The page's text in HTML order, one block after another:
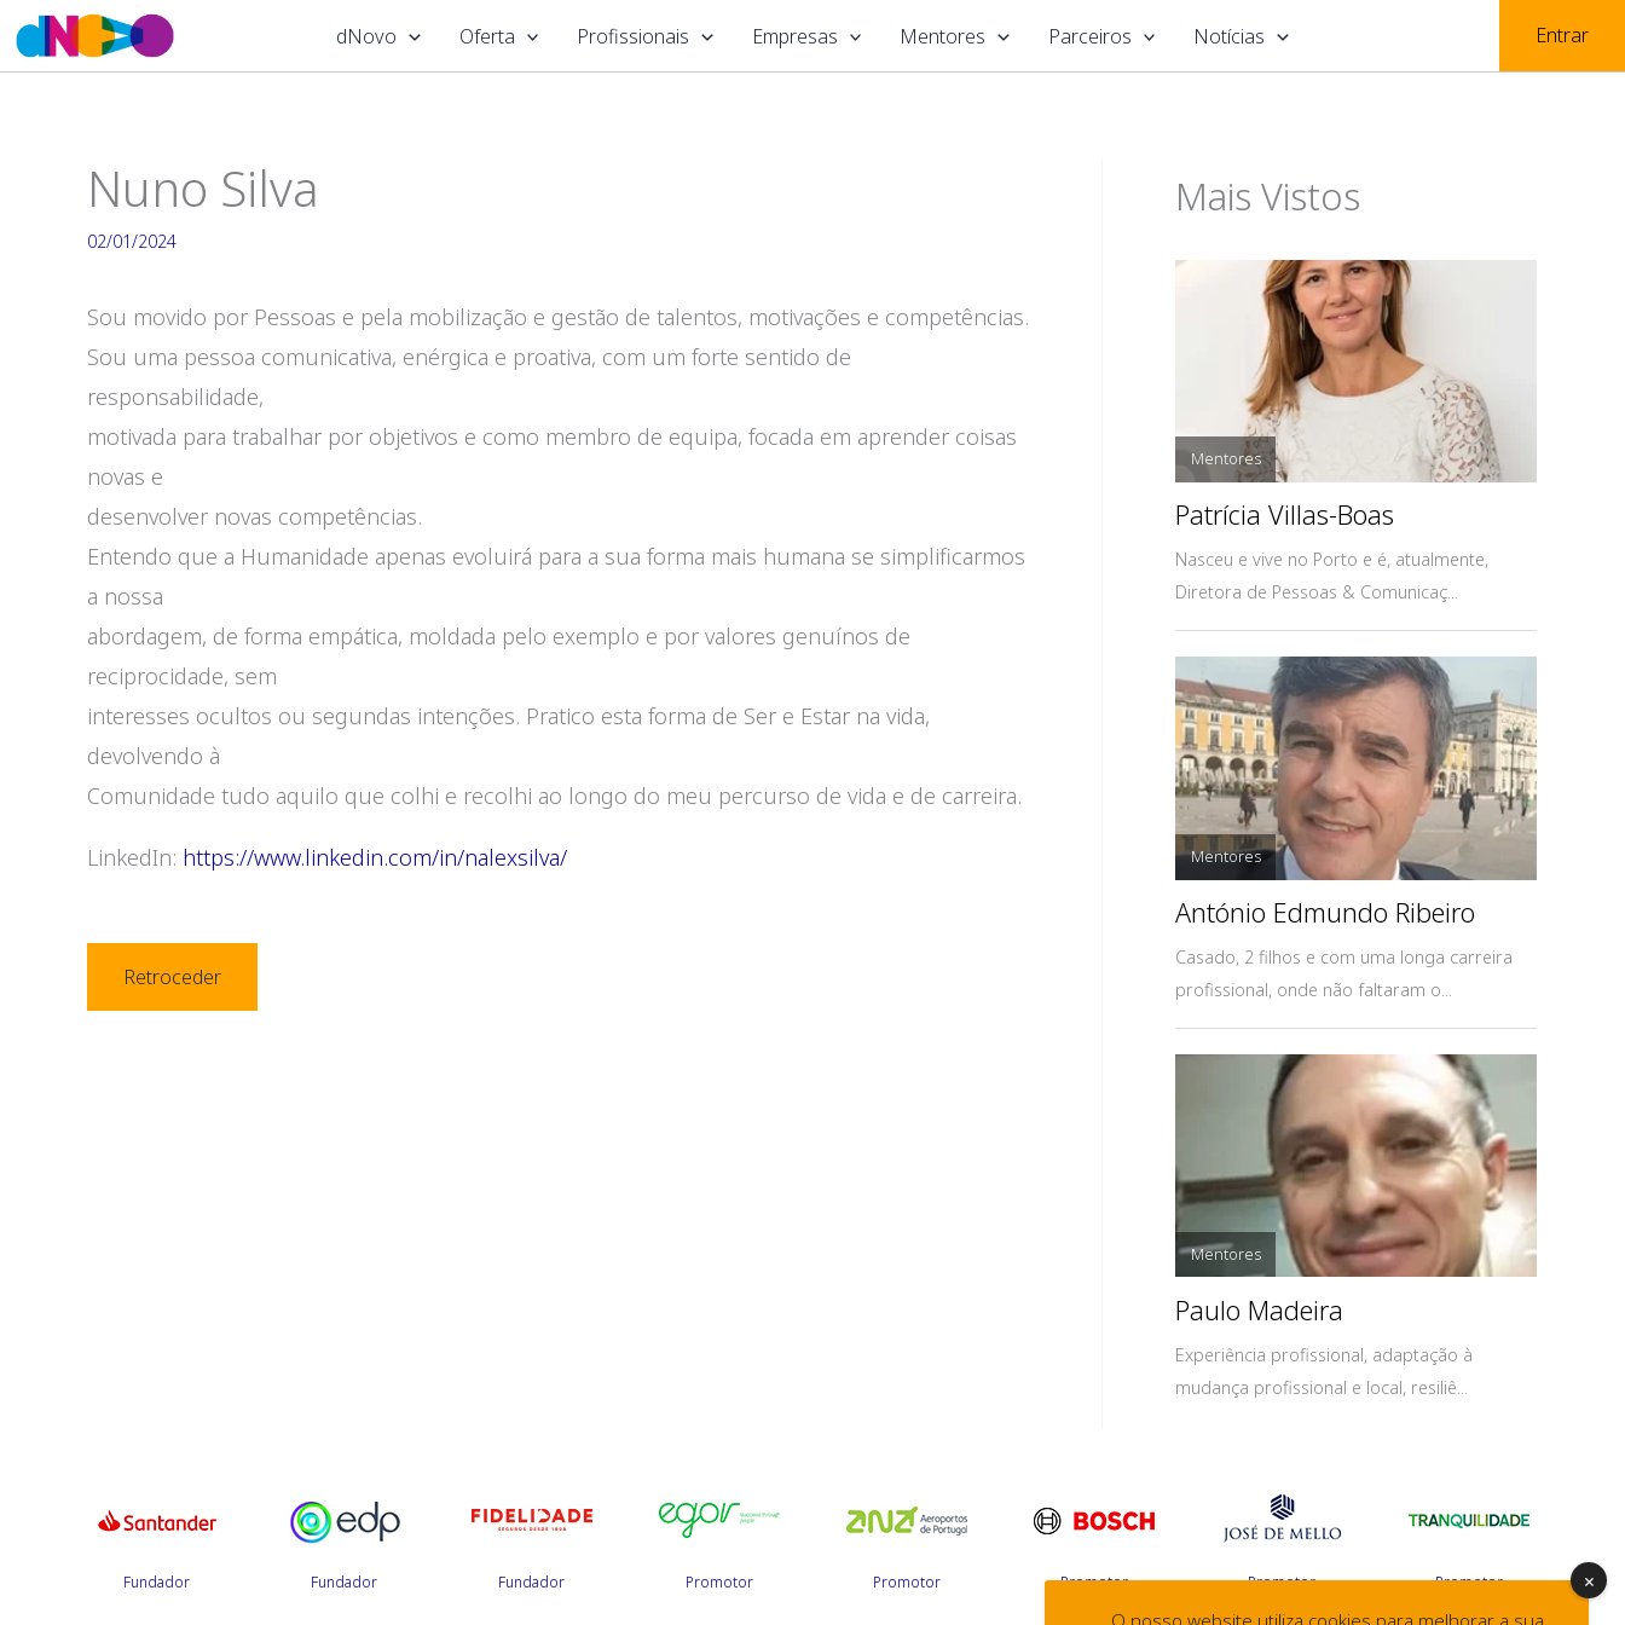
Skip
to
dNovo Oferta Profissionais Empresas Mentores Parceiros Notícias Entrar
Nuno Silva
02/01/2024
Sou movido por Pessoas e pela mobilização e gestão de talentos, motivações e competências.
Sou uma pessoa comunicativa, enérgica e proativa, com um forte sentido de
responsabilidade,
motivada para trabalhar por objetivos e como membro de equipa, focada em aprender coisas
novas e
desenvolver novas competências.
Entendo que a Humanidade apenas evoluirá para a sua forma mais humana se simplificarmos
a nossa
abordagem, de forma empática, moldada pelo exemplo e por valores genuínos de
reciprocidade, sem
interesses ocultos ou segundas intenções. Pratico esta forma de Ser e Estar na vida,
devolvendo à
Comunidade tudo aquilo que colhi e recolhi ao longo do meu percurso de vida e de carreira.
LinkedIn: https://www.linkedin.com/in/nalexsilva/
Retroceder
Mais Vistos
Mentores
Patrícia Villas-Boas
Nasceu e vive no Porto e é, atualmente,
Diretora de Pessoas & Comunicaç...
Mentores
António Edmundo Ribeiro
Casado, 2 filhos e com uma longa carreira
profissional, onde não faltaram o...
Mentores
Paulo Madeira
Experiência profissional, adaptação à
mudança profissional e local, resiliê...
Fundador Fundador Fundador Promotor Promotor Promotor Promotor Promotor
O nosso website utiliza cookies para melhorar a sua